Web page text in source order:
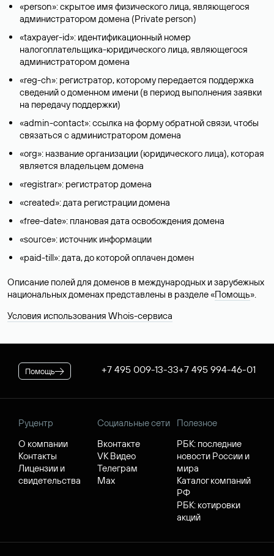
«person»: скрытое имя физического лица, являющегося
администратором домена (Privatе person)
«taxpayer-id»: идентификационный номер
налогоплательщика-юридического лица, являющегося
администратором домена
«reg-ch»: регистратор, которому передается поддержка
сведений о доменном имени (в период выполнения заявки
на передачу поддержки)
«admin-contact»: ссылка на форму обратной связи, чтобы
связаться с администратором домена
«org»: название организации (юридического лица), которая
является владельцем домена
«registrar»: регистратор домена
«created»: дата регистрации домена
«free-date»: плановая дата освобождения домена
«source»: источник информации
«paid-till»: дата, до которой оплачен домен
Описание полей для доменов в международных и зарубежных
национальных доменах представлены в разделе «Помощь».
Условия использования Whois-сервиса
Помощь +7 495 009-13-33+7 495 994-46-01
Руцентр
О компании
Контакты
Лицензии и
свидетельства
Социальные сети
Вконтакте
VK Видео
Телеграм
Max
Полезное
РБК: последние
новости России и
мира
Каталог компаний
РФ
РБК: котировки
акций